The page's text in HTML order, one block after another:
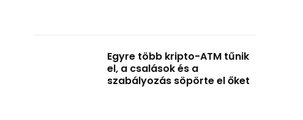
Egyre több kripto-ATM tűnik
el, a csalások és a
szabályozás söpörte el őket